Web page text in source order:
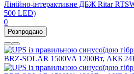
Лінійно-інтерактивне ДБЖ Ritar
500 LED)
0
Розпродано